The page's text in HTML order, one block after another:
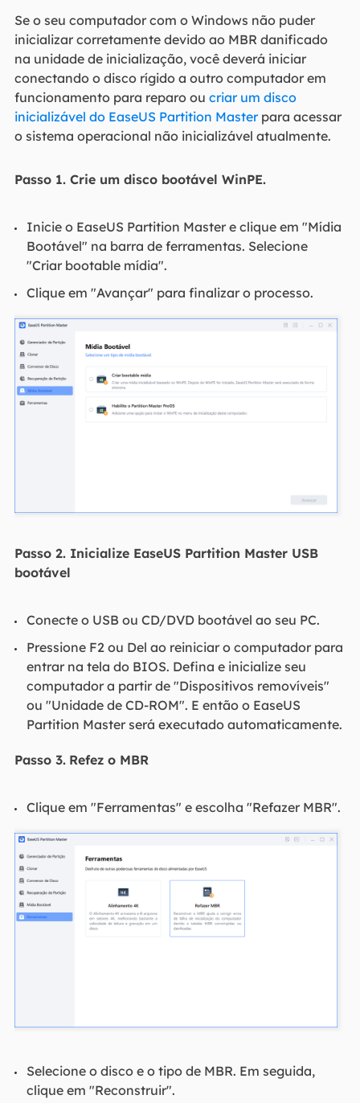
Se o seu computador com o Windows não puder
inicializar corretamente devido ao MBR danificado
na unidade de inicialização, você deverá iniciar
conectando o disco rígido a outro computador em
funcionamento para reparo ou criar um disco
inicializável do EaseUS Partition Masterpara acessar
o sistema operacional não inicializável atualmente.
Passo 1. Crie um disco bootável WinPE.
Inicie o EaseUS Partition Master e clique em "Mídia
Bootável" na barra de ferramentas. Selecione
"Criar bootable mídia".
Clique em "Avançar" para finalizar o processo.
Passo 2. Inicialize EaseUS Partition Master USB
bootável
Conecte o USB ou CD/DVD bootável ao seu PC.
Pressione F2 ou Del ao reiniciar o computador para
entrar na tela do BIOS. Defina e inicialize seu
computador a partir de "Dispositivos removíveis"
ou "Unidade de CD-ROM". E então o EaseUS
Partition Master será executado automaticamente.
Passo 3. Refez o MBR
Clique em "Ferramentas" e escolha "Refazer MBR".
Selecione o disco e o tipo de MBR. Em seguida,
clique em "Reconstruir".